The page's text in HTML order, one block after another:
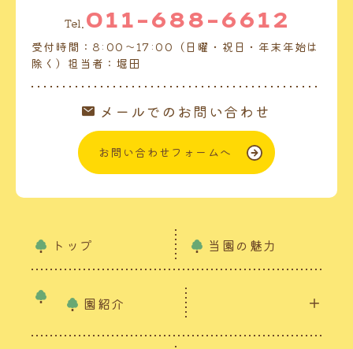
Tel. 011-688-6612
受付時間：8:00～17:00（日曜・祝日・年末年始は
除く）担当者：堀田
メールでのお問い合わせ
お問い合わせフォームへ
トップ 当園の魅力
園紹介